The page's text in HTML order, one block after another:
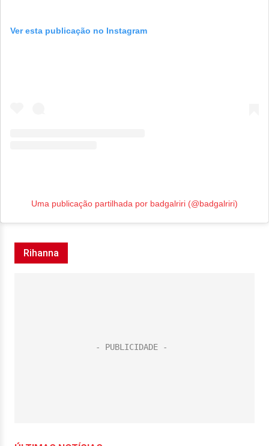
Ver esta publicação no Instagram
Uma publicação partilhada por badgalriri (@badgalriri)
Rihanna